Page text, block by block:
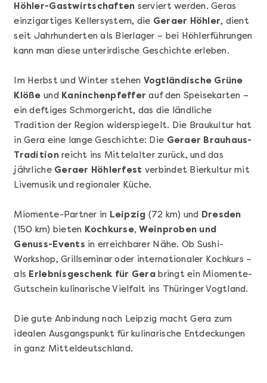
Sushi Basic Kurs Bonn
Geschenkbox 100€
Höhler-Gastwirtschaften serviert werden. Geras
einzigartiges Kellersystem, die Geraer Höhler, dient
seit Jahrhunderten als Bierlager – bei Höhlerführungen
kann man diese unterirdische Geschichte erleben.
Im Herbst und Winter stehen Vogtländische Grüne
Klöße und Kaninchenpfeffer auf den Speisekarten –
ein deftiges Schmorgericht, das die ländliche
Tradition der Region widerspiegelt. Die Braukultur hat
in Gera eine lange Geschichte: Die Geraer Brauhaus-
Traditionreicht ins Mittelalter zurück, und das
jährliche Geraer Höhlerfest verbindet Bierkultur mit
Livemusik und regionaler Küche.
Miomente-Partner in Leipzig (72 km) und Dresden
(150 km) bieten Kochkurse, Weinproben und
Genuss-Events in erreichbarer Nähe. Ob Sushi-
Workshop, Grillseminar oder internationaler Kochkurs –
als Erlebnisgeschenk für Gerabringt ein Miomente-
Gutschein kulinarische Vielfalt ins Thüringer Vogtland.
Die gute Anbindung nach Leipzig macht Gera zum
idealen Ausgangspunkt für kulinarische Entdeckungen
in ganz Mitteldeutschland.